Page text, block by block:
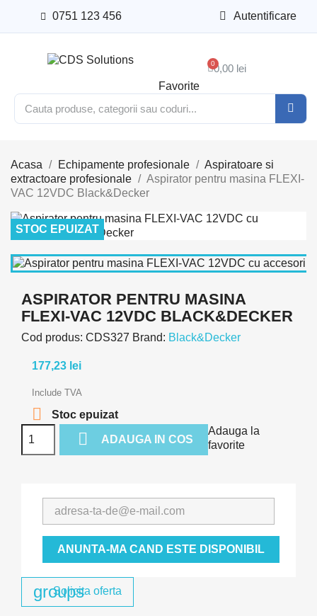
0751 123 456 Autentificare
Favorite
0,00 lei
Acasa Echipamente profesionale
Aspiratoare si
extractoare profesionale
Aspirator pentru masina FLEXI-
VAC 12VDC Black&Decker
STOC EPUIZAT
ASPIRATOR PENTRU MASINA
FLEXI-VAC 12VDC BLACK&DECKER
Cod produs: CDS327 Brand: Black&Decker
177,23 lei
Include TVA
 Stoc epuizat
 ADAUGA IN COS
Adauga la
favorite
ANUNTA-MA CAND ESTE DISPONIBIL
groups
Solicita oferta